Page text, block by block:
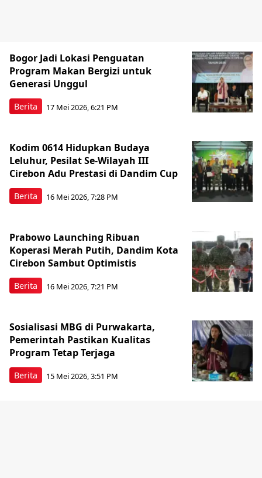
Berita
Bogor Jadi Lokasi Penguatan
Program Makan Bergizi untuk
Generasi Unggul
17 Mei 2026, 6:21 PM
Berita
Kodim 0614 Hidupkan Budaya
Leluhur, Pesilat Se-Wilayah III
Cirebon Adu Prestasi di Dandim Cup
16 Mei 2026, 7:28 PM
Berita
Prabowo Launching Ribuan
Koperasi Merah Putih, Dandim Kota
Cirebon Sambut Optimistis
16 Mei 2026, 7:21 PM
Berita
Sosialisasi MBG di Purwakarta,
Pemerintah Pastikan Kualitas
Program Tetap Terjaga
15 Mei 2026, 3:51 PM